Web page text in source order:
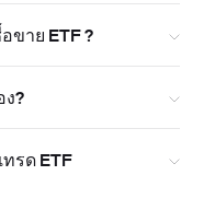
ขาย ETF ?
ง?
รด ETF